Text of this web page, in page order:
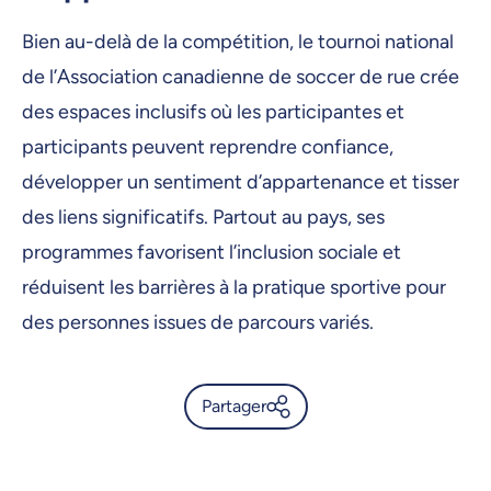
Bien au-delà de la compétition, le tournoi national
de l’Association canadienne de soccer de rue crée
des espaces inclusifs où les participantes et
participants peuvent reprendre confiance,
développer un sentiment d’appartenance et tisser
des liens significatifs. Partout au pays, ses
programmes favorisent l’inclusion sociale et
réduisent les barrières à la pratique sportive pour
des personnes issues de parcours variés.
Partager